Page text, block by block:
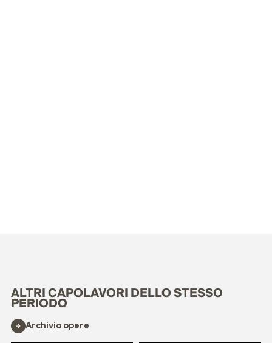
ALTRI CAPOLAVORI DELLO STESSO
PERIODO
Archivio opere